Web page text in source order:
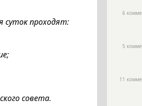
суток проходят:
совета.
6
5
11